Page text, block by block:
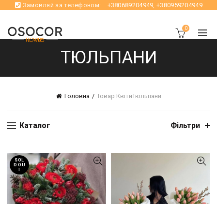
Замовляй за телефоном: +380689204949,+380959204949
0
ТЮЛЬПАНИ
Головна Товар КвітиТюльпани
Каталог Фільтри
SOL
D OU
T